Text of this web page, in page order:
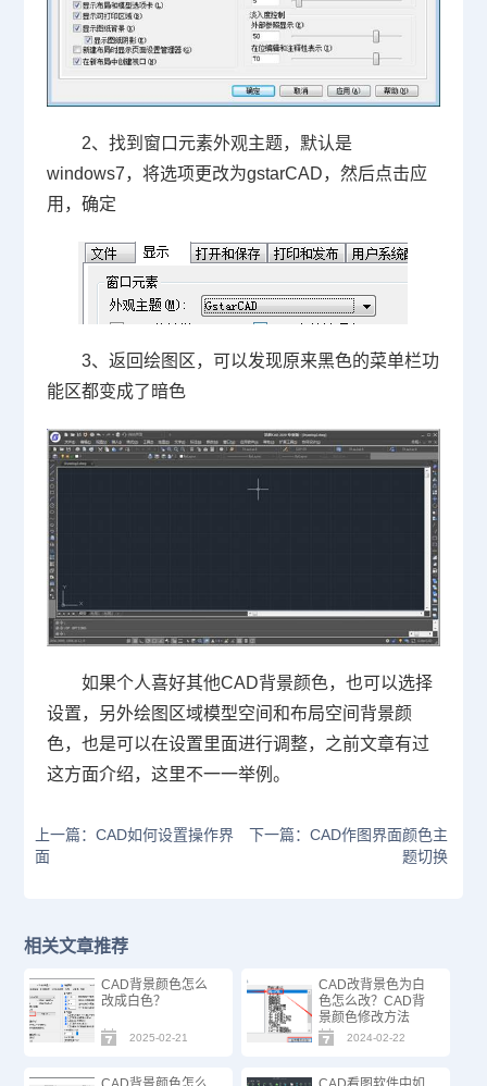
2、找到窗口元素外观主题，默认是
windows7，将选项更改为gstarCAD，然后点击应
用，确定
3、返回绘图区，可以发现原来黑色的菜单栏功
能区都变成了暗色
如果个人喜好其他CAD背景颜色，也可以选择
设置，另外绘图区域模型空间和布局空间背景颜
色，也是可以在设置里面进行调整，之前文章有过
这方面介绍，这里不一一举例。
上一篇：CAD如何设置操作界
面
下一篇：CAD作图界面颜色主
题切换
相关文章推荐
CAD背景颜色怎么
改成白色？
2025-02-21
CAD改背景色为白
色怎么改？CAD背
景颜色修改方法
2024-02-22